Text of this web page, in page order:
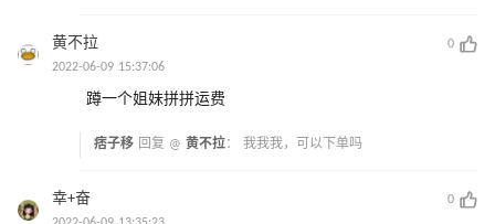
黄不拉
0
2022-06-09 15:37:06
蹲一个姐妹拼拼运费
痞子移 回复 @ 黄不拉： 我我我，可以下单吗
幸+奋
0